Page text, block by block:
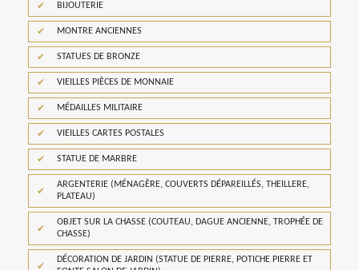
BIJOUTERIE
MONTRE ANCIENNES
STATUES DE BRONZE
VIEILLES PIÈCES DE MONNAIE
MÉDAILLES MILITAIRE
VIEILLES CARTES POSTALES
STATUE DE MARBRE
ARGENTERIE (MÉNAGÈRE, COUVERTS DÉPAREILLÉS, THEILLERE,
PLATEAU)
OBJET SUR LA CHASSE (COUTEAU, DAGUE ANCIENNE, TROPHÉE DE
CHASSE)
DÉCORATION DE JARDIN (STATUE DE PIERRE, POTICHE PIERRE ET